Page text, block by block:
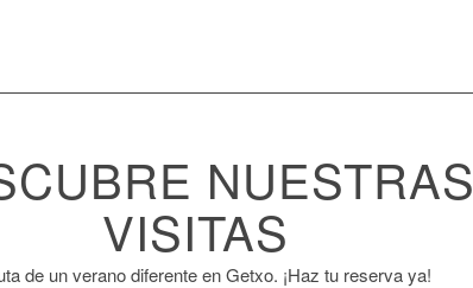
NUESTRAS
VISITAS
de un verano diferente en Getxo. ¡Haz tu reserva ya!